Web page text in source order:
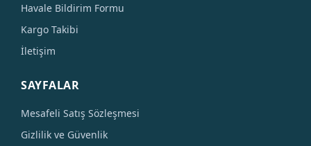
Havale Bildirim Formu
Kargo Takibi
İletişim
SAYFALAR
Mesafeli Satış Sözleşmesi
Gizlilik ve Güvenlik